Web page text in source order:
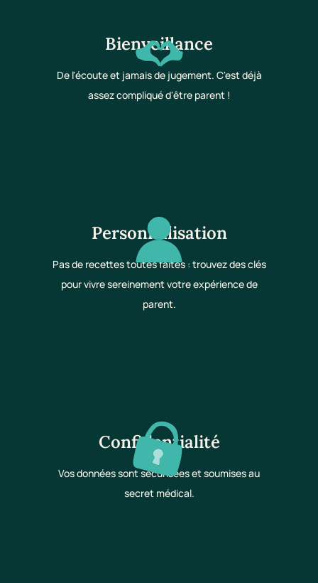
Bienveillance
De l'écoute et jamais de jugement. C'est déjà
assez compliqué d'être parent !
Personnalisation
Pas de recettes toutes faites : trouvez des clés
pour vivre sereinement votre expérience de
parent.
Confidentialité
Vos données sont sécurisées et soumises au
secret médical.